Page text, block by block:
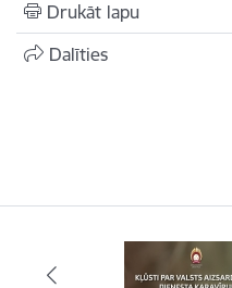
Drukāt lapu
Dalīties